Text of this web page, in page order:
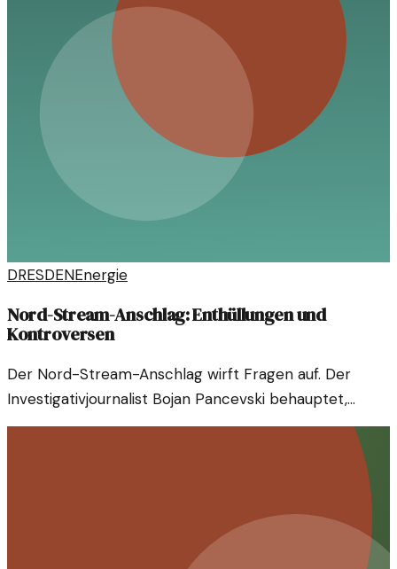
DRESDENEnergie
Nord-Stream-Anschlag: Enthüllungen und
Kontroversen
Der Nord-Stream-Anschlag wirft Fragen auf. Der
Investigativjournalist Bojan Pancevski behauptet,
Selenskyj sei involviert. Ein Blick auf die Hintergründe